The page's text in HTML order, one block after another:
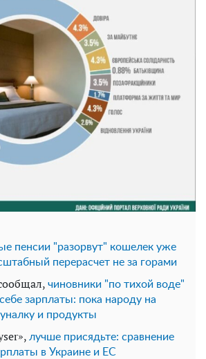
пенсии "разорвут" кошелек уже
перерасчет не за горами
чиновники "по тихой воде"
зарплаты: пока народу на
и продукты
лучше присядьте: сравнение
в Украине и ЕС